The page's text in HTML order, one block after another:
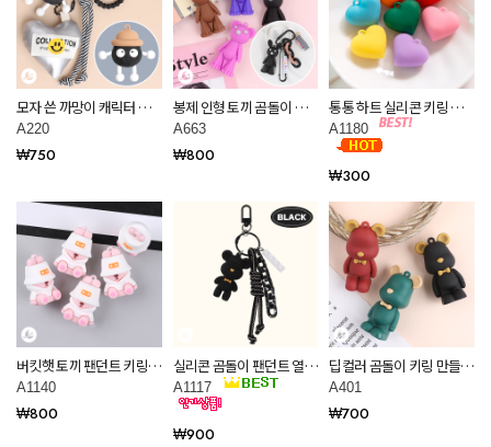
모자 쓴 까망이 캐릭터 팬
던트 키링 만들기 재료
A220
A220
₩750
봉제 인형 토끼 곰돌이 팬
던트 키링 만들기 재료
A663
A663
₩800
통통 하트 실리콘 키링 만
들기 재료 A1180
A1180
₩300
버킷햇 토끼 팬던트 키링
부자재 만들기 재료 A1140
A1140
₩800
실리콘 곰돌이 팬던트 열쇠
키링 부자재 만들기 재료
A1117
A1117
₩900
딥컬러 곰돌이 키링 만들기
재료 A401
A401
₩700